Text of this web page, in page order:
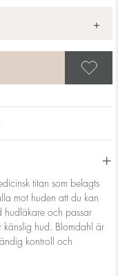
+
titan som belagts
mot huden att du kan
hudläkare och passar
hud. Blomdahl är
kontroll och